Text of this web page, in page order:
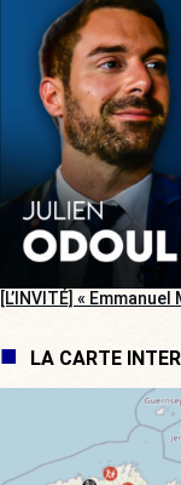
[L’INVITÉ] «
LA CARTE